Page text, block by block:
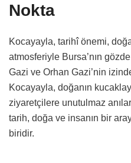
Nokta
Kocayayla, tarihî önemi,
atmosferiyle Bursa’nın
Gazi ve Orhan Gazi’nin
Kocayayla, doğanın
ziyaretçilere unutulmaz
tarih, doğa ve insanın bir
biridir.